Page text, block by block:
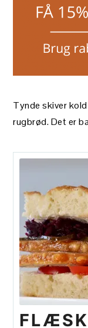
Tynde skiver
rugbrød. Det er